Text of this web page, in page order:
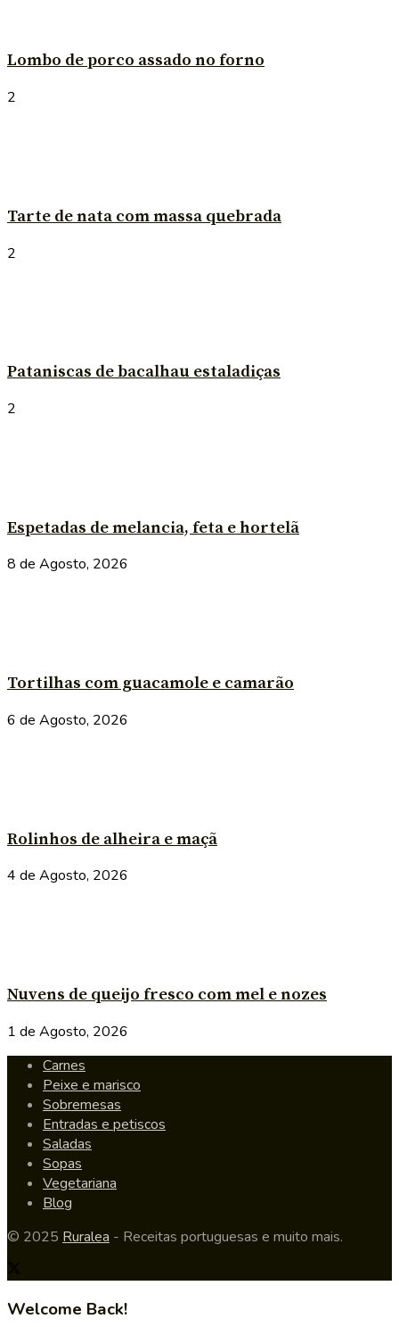
Lombo de porco assado no forno
2
Tarte de nata com massa quebrada
2
Pataniscas de bacalhau estaladiças
2
Espetadas de melancia, feta e hortelã
8 de Agosto, 2026
Tortilhas com guacamole e camarão
6 de Agosto, 2026
Rolinhos de alheira e maçã
4 de Agosto, 2026
Nuvens de queijo fresco com mel e nozes
1 de Agosto, 2026
Carnes
Peixe e marisco
Sobremesas
Entradas e petiscos
Saladas
Sopas
Vegetariana
Blog
© 2025 Ruralea - Receitas portuguesas e muito mais.
Welcome Back!